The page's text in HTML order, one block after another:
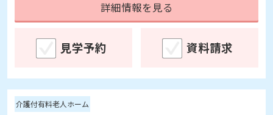
詳細情報を見る
見学予約 資料請求
介護付有料老人ホーム